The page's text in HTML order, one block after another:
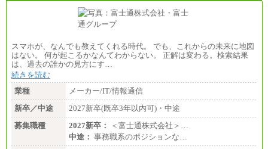
スマホが、なんでも教えてくれる時代。 でも、これからの未来に地図
はない。 何が起こるかなんてわからない。 正解は変わる。検索結果
は、過去の誰かの見方にす…
続きを読む
業種
メーカー/IT/情報通信
新卒／中途
2027新卒(既卒3年以内可)・中途
募集職種
2027新卒：
＜富士通株式会社＞…
中途： 事務職系のポジションな…